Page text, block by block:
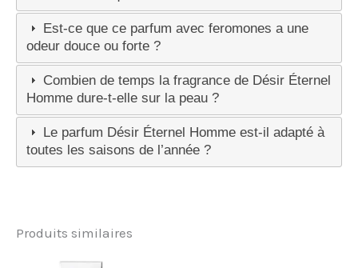
Est-ce que ce parfum avec feromones a une
odeur douce ou forte ?
Combien de temps la fragrance de Désir Éternel
Homme dure-t-elle sur la peau ?
Le parfum Désir Éternel Homme est-il adapté à
toutes les saisons de l’année ?
Produits similaires